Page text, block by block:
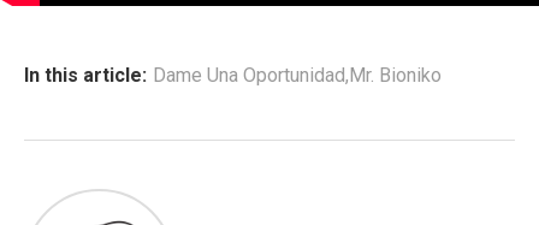
In this article: Dame Una Oportunidad,Mr. Bioniko